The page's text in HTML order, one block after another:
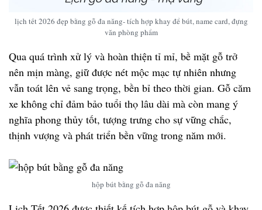
lịch tết 2026 đẹp bằng gỗ đa năng- tích hợp khay để bút, name card, đựng
văn phòng phẩm
Qua quá trình xử lý và hoàn thiện tỉ mỉ, bề mặt gỗ trở
nên mịn màng, giữ được nét mộc mạc tự nhiên nhưng
vẫn toát lên vẻ sang trọng, bền bỉ theo thời gian. Gỗ căm
xe không chỉ đảm bảo tuổi thọ lâu dài mà còn mang ý
nghĩa phong thủy tốt, tượng trưng cho sự vững chắc,
thịnh vượng và phát triển bền vững trong năm mới.
hộp bút bằng gỗ đa năng